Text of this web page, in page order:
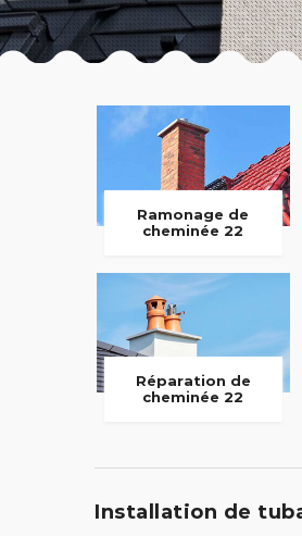
Ramonage de
cheminée 22
Réparation de
cheminée 22
Installation de